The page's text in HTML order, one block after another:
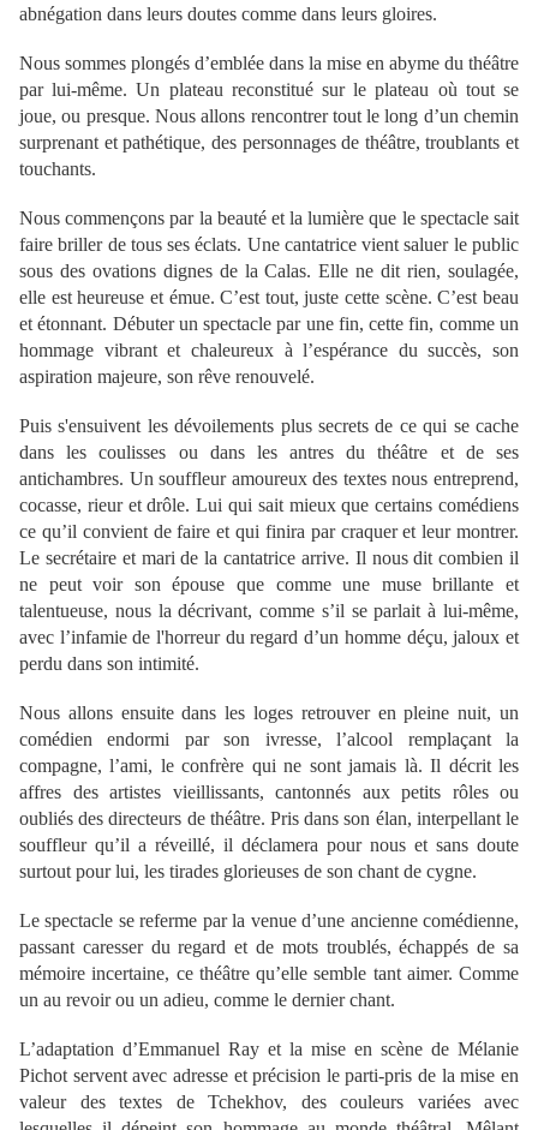
abnégation dans leurs doutes comme dans leurs gloires.
Nous sommes plongés d’emblée dans la mise en abyme du théâtre
par lui-même. Un plateau reconstitué sur le plateau où tout se
joue, ou presque. Nous allons rencontrer tout le long d’un chemin
surprenant et pathétique, des personnages de théâtre, troublants et
touchants.
Nous commençons par la beauté et la lumière que le spectacle sait
faire briller de tous ses éclats. Une cantatrice vient saluer le public
sous des ovations dignes de la Calas. Elle ne dit rien, soulagée,
elle est heureuse et émue. C’est tout, juste cette scène. C’est beau
et étonnant. Débuter un spectacle par une fin, cette fin, comme un
hommage vibrant et chaleureux à l’espérance du succès, son
aspiration majeure, son rêve renouvelé.
Puis s'ensuivent les dévoilements plus secrets de ce qui se cache
dans les coulisses ou dans les antres du théâtre et de ses
antichambres. Un souffleur amoureux des textes nous entreprend,
cocasse, rieur et drôle. Lui qui sait mieux que certains comédiens
ce qu’il convient de faire et qui finira par craquer et leur montrer.
Le secrétaire et mari de la cantatrice arrive. Il nous dit combien il
ne peut voir son épouse que comme une muse brillante et
talentueuse, nous la décrivant, comme s’il se parlait à lui-même,
avec l’infamie de l'horreur du regard d’un homme déçu, jaloux et
perdu dans son intimité.
Nous allons ensuite dans les loges retrouver en pleine nuit, un
comédien endormi par son ivresse, l’alcool remplaçant la
compagne, l’ami, le confrère qui ne sont jamais là. Il décrit les
affres des artistes vieillissants, cantonnés aux petits rôles ou
oubliés des directeurs de théâtre. Pris dans son élan, interpellant le
souffleur qu’il a réveillé, il déclamera pour nous et sans doute
surtout pour lui, les tirades glorieuses de son chant de cygne.
Le spectacle se referme par la venue d’une ancienne comédienne,
passant caresser du regard et de mots troublés, échappés de sa
mémoire incertaine, ce théâtre qu’elle semble tant aimer. Comme
un au revoir ou un adieu, comme le dernier chant.
L’adaptation d’Emmanuel Ray et la mise en scène de Mélanie
Pichot servent avec adresse et précision le parti-pris de la mise en
valeur des textes de Tchekhov, des couleurs variées avec